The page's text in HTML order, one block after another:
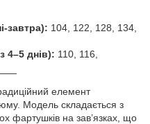
завтра): 104, 122, 128, 134,
4–5 днів): 110, 116,
елемент
Модель складається з
фартушків на зав’язках, що